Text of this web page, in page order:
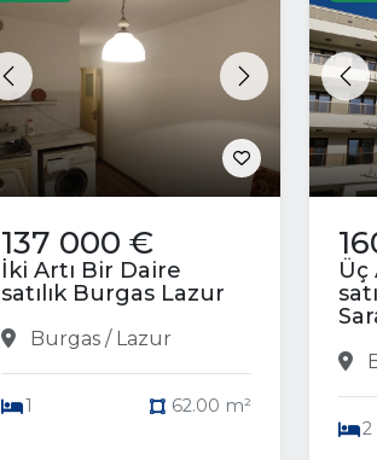
Previous Next
137 000 €
İki Artı Bir Daire
satılık Burgas Lazur
Burgas / Lazur
1 62.00 m²
Üç
2